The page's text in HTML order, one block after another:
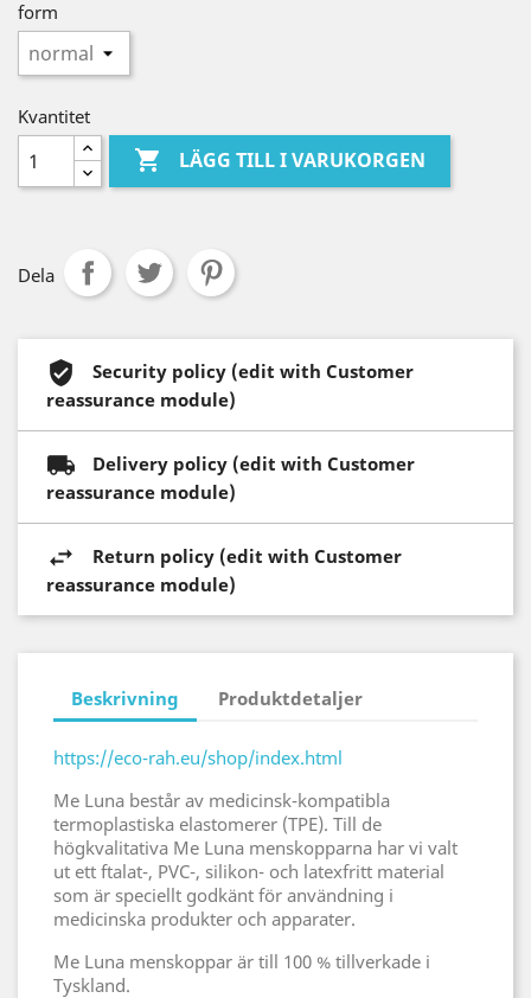
form
Kvantitet
 LÄGG TILL I VARUKORGEN
Dela
Security policy (edit with Customer
reassurance module)
Delivery policy (edit with Customer
reassurance module)
Return policy (edit with Customer
reassurance module)
Beskrivning Produktdetaljer
https://eco-rah.eu/shop/index.html
Me Luna består av medicinsk-kompatibla
termoplastiska elastomerer (TPE). Till de
högkvalitativa Me Luna menskopparna har vi valt
ut ett ftalat-, PVC-, silikon- och latexfritt material
som är speciellt godkänt för användning i
medicinska produkter och apparater.
Me Luna menskoppar är till 100 % tillverkade i
Tyskland.